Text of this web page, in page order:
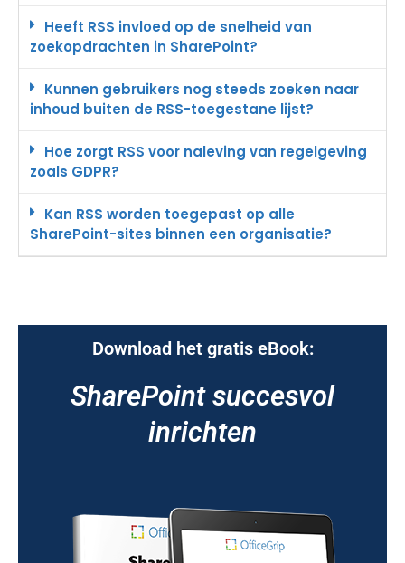
Heeft RSS invloed op de snelheid van
zoekopdrachten in SharePoint?
Kunnen gebruikers nog steeds zoeken naar
inhoud buiten de RSS-toegestane lijst?
Hoe zorgt RSS voor naleving van regelgeving
zoals GDPR?
Kan RSS worden toegepast op alle
SharePoint-sites binnen een organisatie?
Download het gratis eBook:
SharePoint succesvol
inrichten